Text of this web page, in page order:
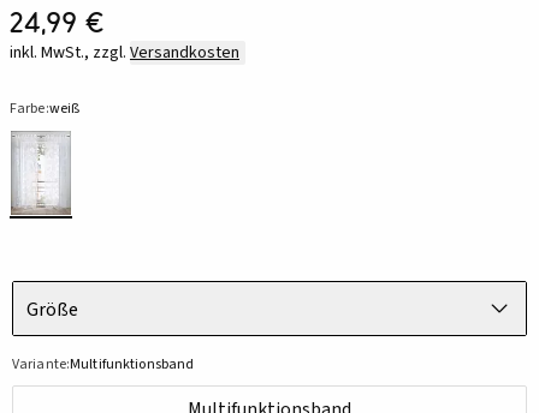
24,99 €
inkl. MwSt., zzgl. Versandkosten
Farbe:weiß
Größe
Variante:Multifunktionsband